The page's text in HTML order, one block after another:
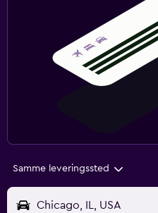
Samme leveringssted
Chicago, IL, USA